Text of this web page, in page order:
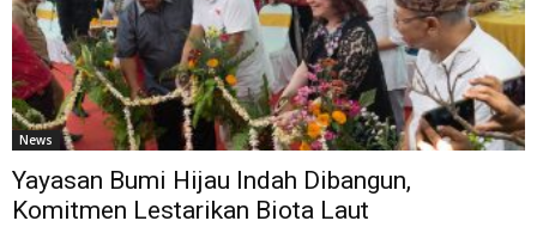
News
Yayasan Bumi Hijau Indah Dibangun,
Komitmen Lestarikan Biota Laut